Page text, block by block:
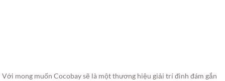
Với mong muốn Cocobay sẽ là một thương hiệu giải trí đình đám gắn